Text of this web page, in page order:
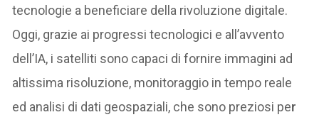
tecnologie a beneficiare della rivoluzione digitale.
Oggi, grazie ai progressi tecnologici e all’avvento
dell’IA, i satelliti sono capaci di fornire immagini ad
altissima risoluzione, monitoraggio in tempo reale
ed analisi di dati geospaziali, che sono preziosi per